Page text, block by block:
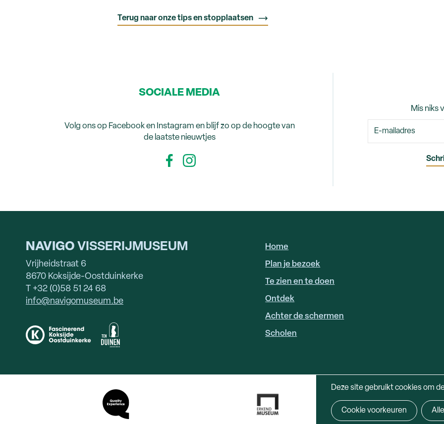
Terug naar onze tips en stopplaatsen
SOCIALE MEDIA
Volg ons op Facebook en Instagram en blijf zo op de hoogte van
de laatste nieuwtjes
Mis niks
NAVIGO VISSERIJMUSEUM
Vrijheidstraat 6
8670 Koksijde-Oostduinkerke
T +32 (0)58 51 24 68
info@navigomuseum.be
HOOFDNAVIGATIE
Home
Plan je bezoek
Te zien en te doen
Ontdek
Achter de schermen
Scholen
Deze site gebruikt cookies om
Cookie voorkeuren